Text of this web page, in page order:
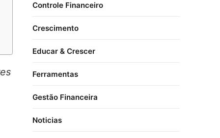
Controle Financeiro
Crescimento
Educar & Crescer
Ferramentas
Gestão Financeira
Noticias